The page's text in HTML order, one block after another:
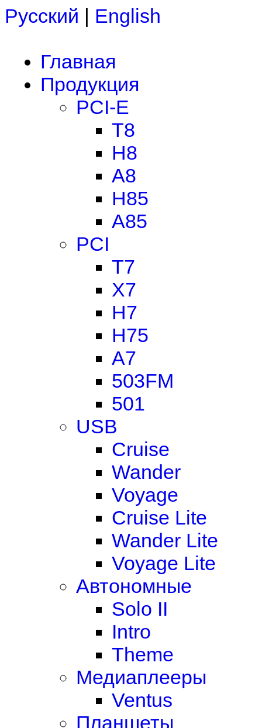
Русский | English
Главная
Продукция
PCI-E
T8
H8
A8
H85
A85
PCI
T7
X7
H7
H75
A7
503FM
501
USB
Cruise
Wander
Voyage
Cruise Lite
Wander Lite
Voyage Lite
Автономные
Solo II
Intro
Theme
Медиаплееры
Ventus
Планшеты